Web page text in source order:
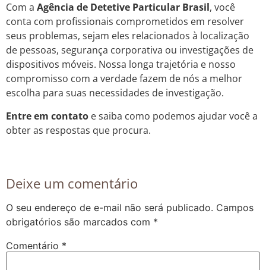
Com a Agência de Detetive Particular Brasil, você
conta com profissionais comprometidos em resolver
seus problemas, sejam eles relacionados à localização
de pessoas, segurança corporativa ou investigações de
dispositivos móveis. Nossa longa trajetória e nosso
compromisso com a verdade fazem de nós a melhor
escolha para suas necessidades de investigação.
Entre em contato e saiba como podemos ajudar você a
obter as respostas que procura.
Deixe um comentário
O seu endereço de e-mail não será publicado. Campos
obrigatórios são marcados com *
Comentário *